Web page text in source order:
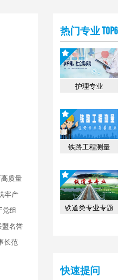
质量
牢产
组
名誉
长范
热门专业 TOP6
护理专业
铁路工程测量
铁道类专业专题
快速提问